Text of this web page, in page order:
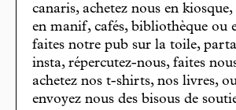
canaris, achetez nous en
en manif, cafés, bibliothèque ou
faites notre pub sur la toile,
insta, répercutez-nous, faites
achetez nos t-shirts, nos livres,
envoyez nous des bisous de